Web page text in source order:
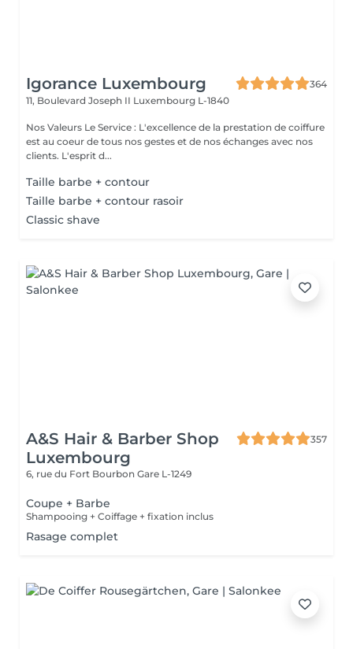
Igorance Luxembourg
364
11, Boulevard Joseph II Luxembourg L-1840
Nos Valeurs Le Service : L'excellence de la prestation de coiffure
est au coeur de tous nos gestes et de nos échanges avec nos
clients. L'esprit d...
Taille barbe + contour
Taille barbe + contour rasoir
Classic shave
A&S Hair & Barber Shop
Luxembourg
357
6, rue du Fort Bourbon Gare L-1249
Coupe + Barbe
Shampooing + Coiffage + fixation inclus
Rasage complet